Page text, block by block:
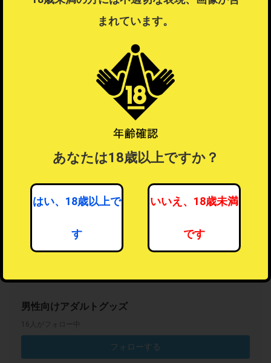
ッピングするを選択することはできません。
男性向けアダルトグッズ
16人がフォロー中
フォローする
まれています。
あなたは18歳以上ですか？
はい、18歳以上で
す
いいえ、18歳未満
です